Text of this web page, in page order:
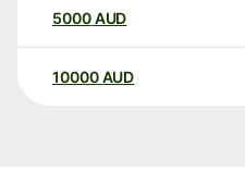
5000AUD
10000 AUD